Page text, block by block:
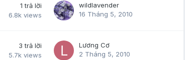
1 trả lời
6.8k views
wildlavender
16 Tháng 5, 2010
3 trả lời
5.7k views
Lương Cơ
2 Tháng 5, 2010